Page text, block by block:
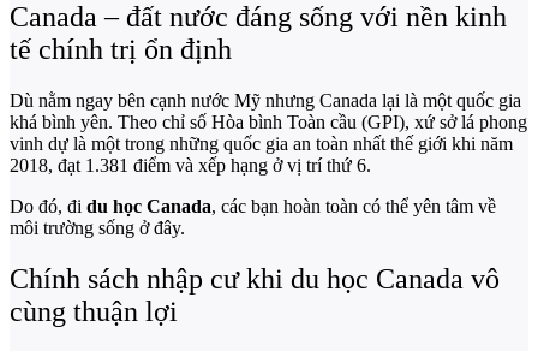
Canada – đất nước đáng sống với nền kinh
tế chính trị ổn định
Dù nằm ngay bên cạnh nước Mỹ nhưng Canada lại là một quốc gia
khá bình yên. Theo chỉ số Hòa bình Toàn cầu (GPI), xứ sở lá phong
vinh dự là một trong những quốc gia an toàn nhất thế giới khi năm
2018, đạt 1.381 điểm và xếp hạng ở vị trí thứ 6.
Do đó, đi du học Canada, các bạn hoàn toàn có thể yên tâm về
môi trường sống ở đây.
Chính sách nhập cư khi du học Canada vô
cùng thuận lợi